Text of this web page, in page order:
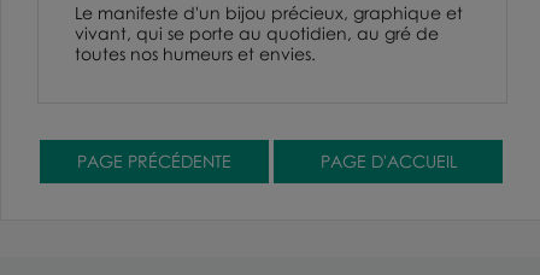
Le manifeste d'un bijou précieux, graphique et
vivant, qui se porte au quotidien, au gré de
toutes nos humeurs et envies.